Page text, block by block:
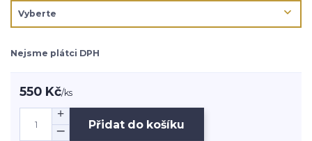
Nejsme plátci DPH
550 Kč/ks
Přidat do košíku